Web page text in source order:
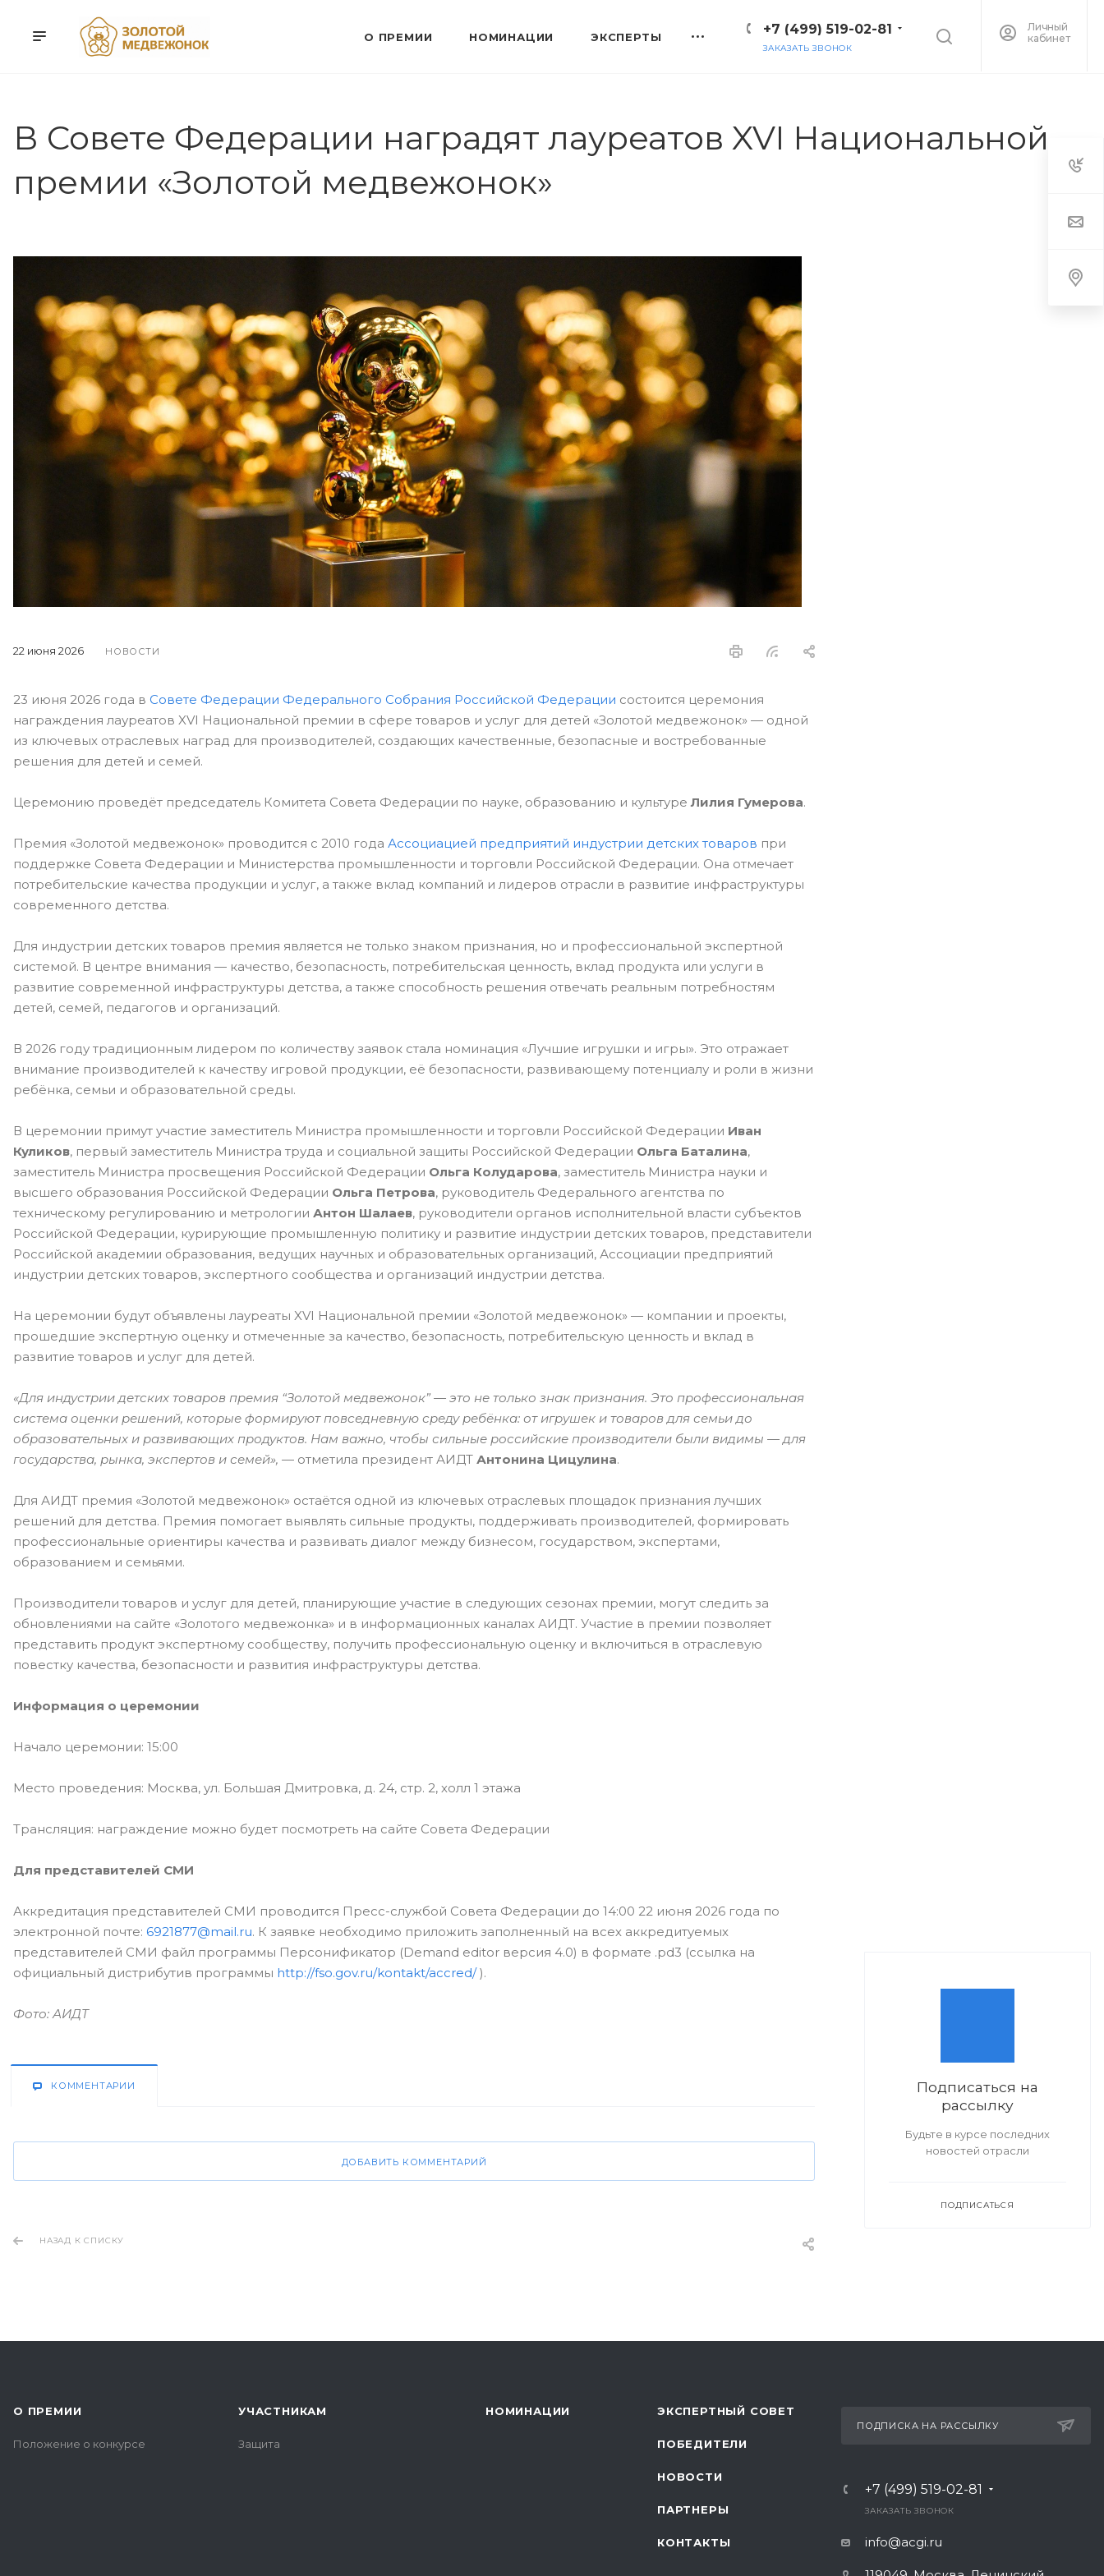
Личный
кабинет
+7 (499) 519-02-81
ЗАКАЗАТЬ ЗВОНОК
О ПРЕМИИ НОМИНАЦИИ ЭКСПЕРТЫ
В Совете Федерации наградят лауреатов XVI Национальной
премии «Золотой медвежонок»
22 июня 2026 НОВОСТИ
23 июня 2026 года в Совете Федерации Федерального Собрания Российской Федерации состоится церемония
награждения лауреатов XVI Национальной премии в сфере товаров и услуг для детей «Золотой медвежонок» — одной
из ключевых отраслевых наград для производителей, создающих качественные, безопасные и востребованные
решения для детей и семей.
Церемонию проведёт председатель Комитета Совета Федерации по науке, образованию и культуреЛилия Гумерова.
Премия «Золотой медвежонок» проводится с 2010 года Ассоциацией предприятий индустрии детских товаров при
поддержке Совета Федерации и Министерства промышленности и торговли Российской Федерации. Она отмечает
потребительские качества продукции и услуг, а также вклад компаний и лидеров отрасли в развитие инфраструктуры
современного детства.
Для индустрии детских товаров премия является не только знаком признания, но и профессиональной экспертной
системой. В центре внимания — качество, безопасность, потребительская ценность, вклад продукта или услуги в
развитие современной инфраструктуры детства, а также способность решения отвечать реальным потребностям
детей, семей, педагогов и организаций.
В 2026 году традиционным лидером по количеству заявок стала номинация «Лучшие игрушки и игры». Это отражает
внимание производителей к качеству игровой продукции, её безопасности, развивающему потенциалу и роли в жизни
ребёнка, семьи и образовательной среды.
В церемонии примут участие заместитель Министра промышленности и торговли Российской Федерации Иван
Куликов, первый заместитель Министра труда и социальной защиты Российской Федерации Ольга Баталина,
заместитель Министра просвещения Российской Федерации Ольга Колударова, заместитель Министра науки и
высшего образования Российской Федерации Ольга Петрова, руководитель Федерального агентства по
техническому регулированию и метрологии Антон Шалаев, руководители органов исполнительной власти субъектов
Российской Федерации, курирующие промышленную политику и развитие индустрии детских товаров, представители
Российской академии образования, ведущих научных и образовательных организаций, Ассоциации предприятий
индустрии детских товаров, экспертного сообщества и организаций индустрии детства.
На церемонии будут объявлены лауреаты XVI Национальной премии «Золотой медвежонок» — компании и проекты,
прошедшие экспертную оценку и отмеченные за качество, безопасность, потребительскую ценность и вклад в
развитие товаров и услуг для детей.
«Для индустрии детских товаров премия “Золотой медвежонок” — это не только знак признания. Это профессиональная
система оценки решений, которые формируют повседневную среду ребёнка: от игрушек и товаров для семьи до
образовательных и развивающих продуктов. Нам важно, чтобы сильные российские производители были видимы — для
государства, рынка, экспертов и семей», — отметила президент АИДТ Антонина Цицулина.
Для АИДТ премия «Золотой медвежонок» остаётся одной из ключевых отраслевых площадок признания лучших
решений для детства. Премия помогает выявлять сильные продукты, поддерживать производителей, формировать
профессиональные ориентиры качества и развивать диалог между бизнесом, государством, экспертами,
образованием и семьями.
Производители товаров и услуг для детей, планирующие участие в следующих сезонах премии, могут следить за
обновлениями на сайте «Золотого медвежонка» и в информационных каналах АИДТ. Участие в премии позволяет
представить продукт экспертному сообществу, получить профессиональную оценку и включиться в отраслевую
повестку качества, безопасности и развития инфраструктуры детства.
Информация о церемонии
Начало церемонии: 15:00
Место проведения: Москва, ул. Большая Дмитровка, д. 24, стр. 2, холл 1 этажа
Трансляция: награждение можно будет посмотреть на сайте Совета Федерации
Для представителей СМИ
Аккредитация представителей СМИ проводится Пресс-службой Совета Федерации до 14:00 22 июня 2026 года по
электронной почте: 6921877@mail.ru. К заявке необходимо приложить заполненный на всех аккредитуемых
представителей СМИ файл программы Персонификатор (Demand editor версия 4.0) в формате .pd3 (ссылка на
официальный дистрибутив программы http://fso.gov.ru/kontakt/accred/).
Фото: АИДТ
Подписаться на
рассылку
Будьте в курсе последних
новостей отрасли
ПОДПИСАТЬСЯ
КОММЕНТАРИИ
ДОБАВИТЬ КОММЕНТАРИЙ
НАЗАД К СПИСКУ
О ПРЕМИИ
Положение о конкурсе
УЧАСТНИКАМ
Защита
НОМИНАЦИИ ЭКСПЕРТНЫЙ СОВЕТ
ПОБЕДИТЕЛИ
НОВОСТИ
ПАРТНЕРЫ
КОНТАКТЫ
ПОДПИСКА НА РАССЫЛКУ
+7 (499) 519-02-81
ЗАКАЗАТЬ ЗВОНОК
info@acgi.ru